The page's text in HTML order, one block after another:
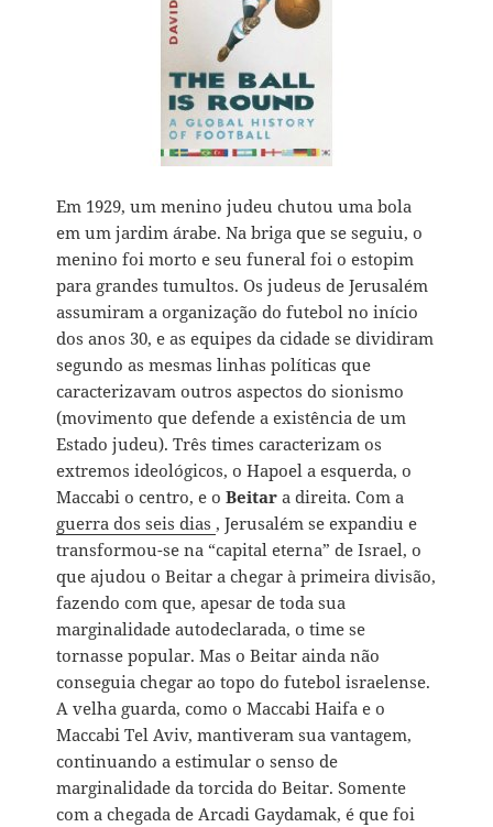
Em 1929, um menino judeu chutou uma bola
em um jardim árabe. Na briga que se seguiu, o
menino foi morto e seu funeral foi o estopim
para grandes tumultos. Os judeus de Jerusalém
assumiram a organização do futebol no início
dos anos 30, e as equipes da cidade se dividiram
segundo as mesmas linhas políticas que
caracterizavam outros aspectos do sionismo
(movimento que defende a existência de um
Estado judeu). Três times caracterizam os
extremos ideológicos, o Hapoel a esquerda, o
Maccabi o centro, e oBeitara direita. Com a
guerra dos seis dias , Jerusalém se expandiu e
transformou-se na “capital eterna” de Israel, o
que ajudou o Beitar a chegar à primeira divisão,
fazendo com que, apesar de toda sua
marginalidade autodeclarada, o time se
tornasse popular. Mas o Beitar ainda não
conseguia chegar ao topo do futebol israelense.
A velha guarda, como o Maccabi Haifa e o
Maccabi Tel Aviv, mantiveram sua vantagem,
continuando a estimular o senso de
marginalidade da torcida do Beitar. Somente
com a chegada de Arcadi Gaydamak, é que foi